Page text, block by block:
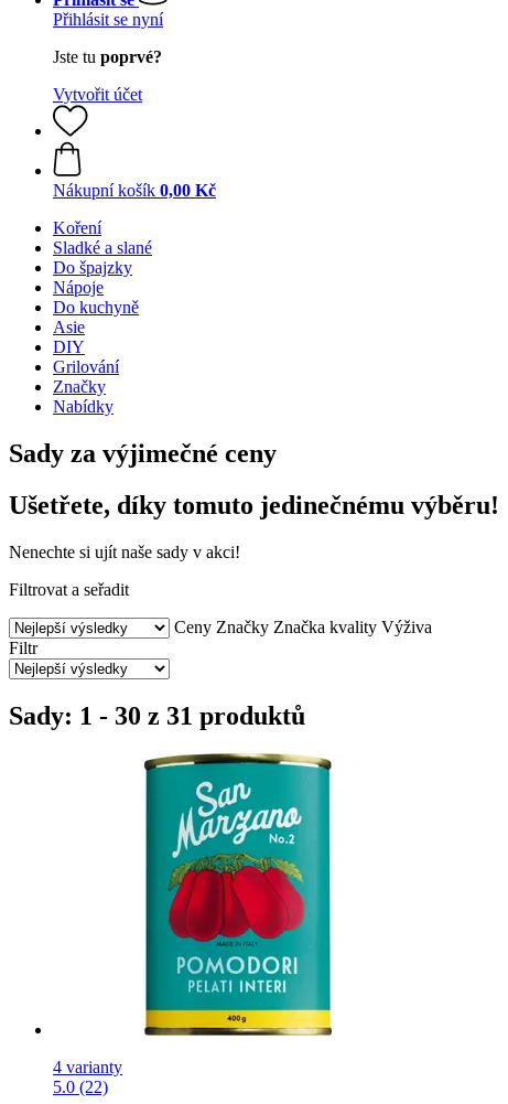
Přihlásit se nyní
Jste tu poprvé?
Vytvořit účet
Nákupní košík 0,00 Kč
Koření
Sladké a slané
Do špajzky
Nápoje
Do kuchyně
Asie
DIY
Grilování
Značky
Nabídky
Sady za výjimečné ceny
Ušetřete, díky tomuto jedinečnému výběru!
Nenechte si ujít naše sady v akci!
Filtrovat a seřadit
Ceny Značky Značka kvality Výživa
Filtr
Sady: 1 - 30 z 31 produktů
4 varianty
5.0 (22)